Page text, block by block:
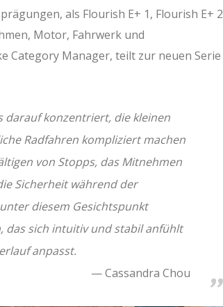
als Flourish E+ 1, Flourish E+ 2
Motor, Fahrwerk und
Category Manager, teilt zur neuen Serie
darauf konzentriert, die kleinen
Radfahren kompliziert machen
von Stopps, das Mitnehmen
Sicherheit während der
diesem Gesichtspunkt
das sich intuitiv und stabil anfühlt
anpasst.
Cassandra Chou